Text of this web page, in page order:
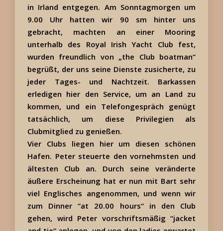
in Irland entgegen. Am Sonntagmorgen um
9.00 Uhr hatten wir 90 sm hinter uns
gebracht, machten an einer Mooring
unterhalb des Royal Irish Yacht Club fest,
wurden freundlich von „the Club boatman“
begrüßt, der uns seine Dienste zusicherte, zu
jeder Tages- und Nachtzeit. Barkassen
erledigen hier den Service, um an Land zu
kommen, und ein Telefongespräch genügt
tatsächlich, um diese Privilegien als
Clubmitglied zu genießen.
Vier Clubs liegen hier um diesen schönen
Hafen. Peter steuerte den vornehmsten und
ältesten Club an. Durch seine veränderte
äußere Erscheinung hat er nun mit Bart sehr
viel Englisches angenommen, und wenn wir
zum Dinner “at 20.00 hours“ in den Club
gehen, wird Peter vorschriftsmäßig “jacket